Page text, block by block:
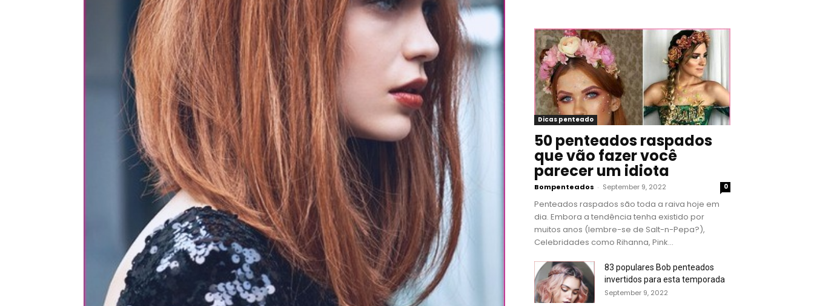
Dicas penteado
50 penteados raspados
que vão fazer você
parecer um idiota
Bompenteados - September 9, 2022 0
Penteados raspados são toda a raiva hoje em
dia. Embora a tendência tenha existido por
muitos anos (lembre-se de Salt-n-Pepa?),
Celebridades como Rihanna, Pink...
83 populares Bob penteados
invertidos para esta temporada
September 9, 2022